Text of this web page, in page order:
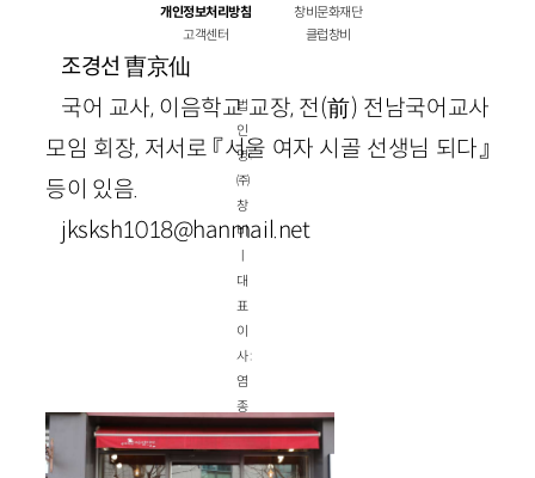
조경선 曺京仙
국어 교사, 이음학교 교장, 전(前) 전남국어교사
모임 회장, 저서로 『서울 여자 시골 선생님 되다』
등이 있음.
jksksh1018@hanmail.net
개인정보처리방침
고객센터
창비문화재단
클럽창비
법
인
명 :
㈜
창
비
ㅣ
대
표
이
사 :
염
종
선
ㅣ